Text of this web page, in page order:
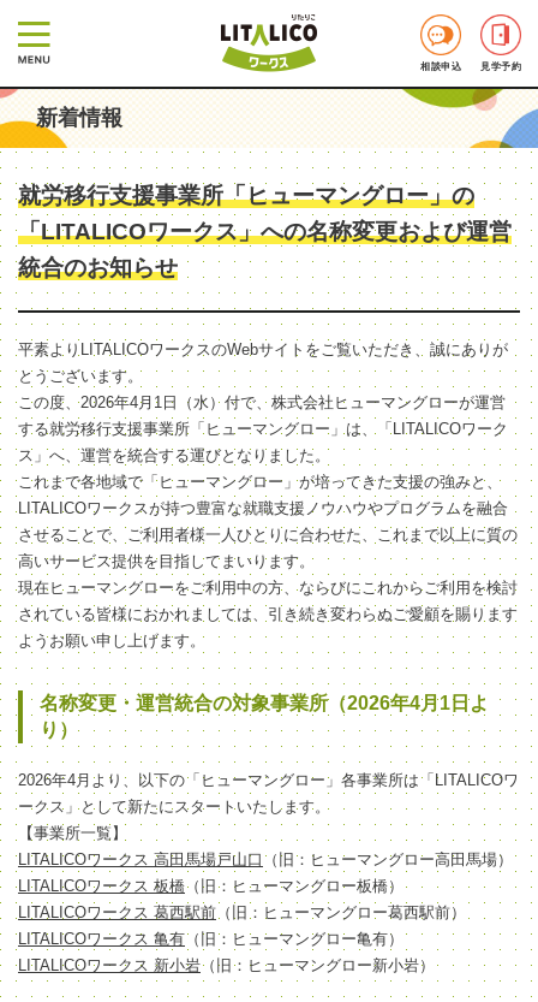
相談申込 見学予約
新着情報
就労移行支援事業所「ヒューマングロー」の
「LITALICOワークス」への名称変更および運営
統合のお知らせ
平素よりLITALICOワークスのWebサイトをご覧いただき、誠にありが
とうございます。
この度、2026年4月1日（水）付で、株式会社ヒューマングローが運営
する就労移行支援事業所「ヒューマングロー」は、「LITALICOワーク
ス」へ、運営を統合する運びとなりました。
これまで各地域で「ヒューマングロー」が培ってきた支援の強みと、
LITALICOワークスが持つ豊富な就職支援ノウハウやプログラムを融合
させることで、ご利用者様一人ひとりに合わせた、これまで以上に質の
高いサービス提供を目指してまいります。
現在ヒューマングローをご利用中の方、ならびにこれからご利用を検討
されている皆様におかれましては、引き続き変わらぬご愛顧を賜ります
ようお願い申し上げます。
名称変更・運営統合の対象事業所（2026年4月1日よ
り）
2026年4月より、以下の「ヒューマングロー」各事業所は「LITALICOワ
ークス」として新たにスタートいたします。
【事業所一覧】
LITALICOワークス 高田馬場戸山口 （旧：ヒューマングロー高田馬場）
LITALICOワークス 板橋（旧：ヒューマングロー板橋）
LITALICOワークス 葛西駅前 （旧：ヒューマングロー葛西駅前）
LITALICOワークス 亀有（旧：ヒューマングロー亀有）
LITALICOワークス 新小岩（旧：ヒューマングロー新小岩）